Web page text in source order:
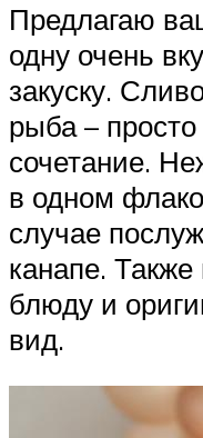
Предлагаю
одну очень
закуску.
рыба –
сочетание.
в одном
случае
канапе.
блюду и
вид.